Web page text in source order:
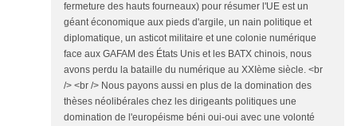
fermeture des hauts fourneaux) pour résumer l'UE est un
géant économique aux pieds d'argile, un nain politique et
diplomatique, un asticot militaire et une colonie numérique
face aux GAFAM des États Unis et les BATX chinois, nous
avons perdu la bataille du numérique au XXIème siècle. <br
/> <br /> Nous payons aussi en plus de la domination des
thèses néolibérales chez les dirigeants politiques une
domination de l'européisme béni oui-oui avec une volonté